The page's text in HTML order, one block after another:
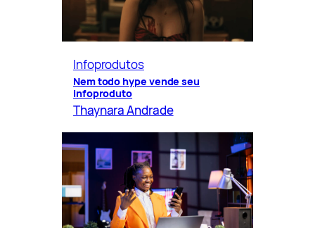
Infoprodutos
Nem todo hype vende seu
infoproduto
Thaynara Andrade